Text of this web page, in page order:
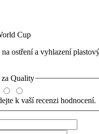
Cup
ostření a vyhlazení
Quality
k vaší recenzi hodnocení.